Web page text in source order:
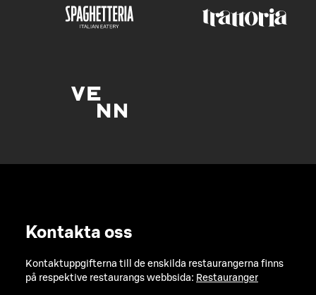
Kontakta oss
Kontaktuppgifterna till de enskilda restaurangerna finns
på respektive restaurangs webbsida: Restauranger